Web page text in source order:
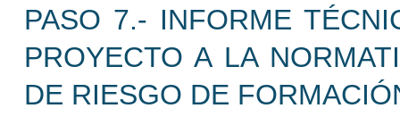
PASO 7.- INFORME
PROYECTO A LA
DE RIESGO DE